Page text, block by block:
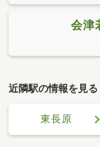
会津
近隣駅の情報を見る
東長原